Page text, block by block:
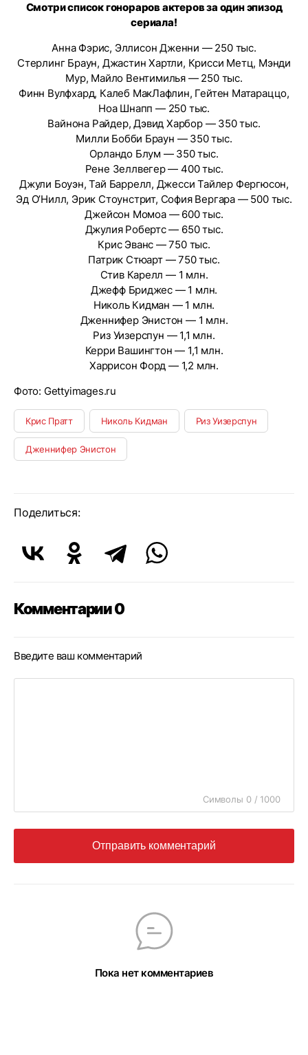
Смотри список гонораров актеров за один эпизод
сериала!
Анна Фэрис, Эллисон Дженни — 250 тыс.
Стерлинг Браун, Джастин Хартли, Крисси Метц, Мэнди
Мур, Майло Вентимилья — 250 тыс.
Финн Вулфхард, Калеб МакЛафлин, Гейтен Матараццо,
Ноа Шнапп — 250 тыс.
Вайнона Райдер, Дэвид Харбор — 350 тыс.
Милли Бобби Браун — 350 тыс.
Орландо Блум — 350 тыс.
Рене Зеллвегер — 400 тыс.
Джули Боуэн, Тай Баррелл, Джесси Тайлер Фергюсон,
Эд О’Нилл, Эрик Стоунстрит, София Вергара — 500 тыс.
Джейсон Момоа — 600 тыс.
Джулия Робертс — 650 тыс.
Крис Эванс — 750 тыс.
Патрик Стюарт — 750 тыс.
Стив Карелл — 1 млн.
Джефф Бриджес — 1 млн.
Николь Кидман — 1 млн.
Дженнифер Энистон — 1 млн.
Риз Уизерспун — 1,1 млн.
Керри Вашингтон — 1,1 млн.
Харрисон Форд — 1,2 млн.
Фото: Gettyimages.ru
Крис Пратт Николь Кидман Риз Уизерспун
Дженнифер Энистон
Поделиться:
Комментарии 0
Введите ваш комментарий
Символы 0 / 1000
Отправить комментарий
Пока нет комментариев